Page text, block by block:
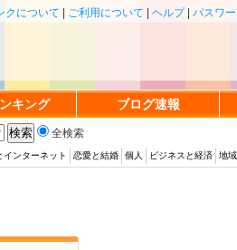
クについて ご利用について ヘルプ| パスワ
キング ブログ速報
全検索
インターネット 恋愛と結婚 個人 ビジネスと経済 地